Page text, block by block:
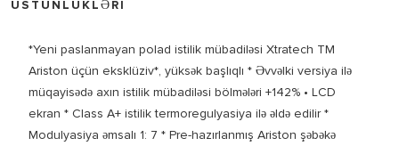
ÜSTÜNLÜKLƏRİ
*Yeni paslanmayan polad istilik mübadiləsi Xtratech TM
Ariston üçün eksklüziv*, yüksək başlıqlı * Əvvəlki versiya ilə
müqayisədə axın istilik mübadiləsi bölmələri +142% • LCD
ekran * Class A+ istilik termoregulyasiya ilə əldə edilir *
Modulyasiya əmsalı 1: 7 * Pre-hazırlanmış Ariston şəbəkə